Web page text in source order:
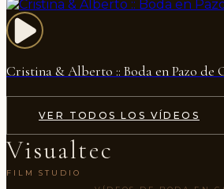
Cristina & Alberto :: Boda en Pazo de
VER TODOS LOS VÍDEOS
Visualtec
FILM STUDIO